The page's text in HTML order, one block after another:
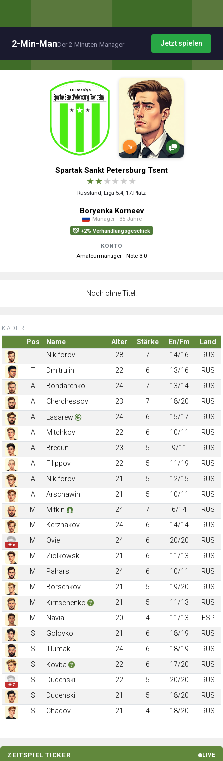
2-Min-ManDer 2-Minuten-Manager Jetzt spielen
↘
Spartak Sankt Petersburg Tsent
★★★ ★ ★ ★
Russland, Liga 5.4, 17.Platz
Boryenka Korneev
Manager · 35 Jahre
+2% Verhandlungsgeschick
KONTO
Amateurmanager · Note 3.0
Noch ohne Titel.
KADER:
Pos Name Alter Stärke En/Fm
Land
T
Nikiforov 28 7 14/16
RUS
T
Dmitrulin 22 6 13/16
RUS
A
Bondarenko 24 7 13/14
RUS
A
Cherchessov 23 7 18/20
RUS
A
Lasarew 24 6 15/17
RUS
A
Mitchkov 22 6 10/11
RUS
A
Bredun 23 5 9/11
RUS
A
Filippov 22 5 11/19
RUS
A
Nikiforov 21 5 12/15
RUS
A
Arschawin 21 5 10/11
RUS
M
Mitkin 24 7 6/14
RUS
M
Kerzhakov 24 6 14/14 RUS
✚ 6
M Ovie 24 6 20/20
RUS
M
Ziolkowski 21 6 11/13
RUS
M
Pahars 24 6 10/11
RUS
M
Borsenkov 21 5 19/20
RUS
M
Kiritschenko 21 5 11/13
RUS
M
Navia 20 4 11/13
ESP
S
Golovko 21 6 18/19
RUS
S
Tlumak 24 6 18/19
RUS
S
Kovba 22 6 17/20 RUS
✚ 7
S Dudenski 22 5 20/20
RUS
S
Dudenski 21 5 18/20
RUS
S
Chadov 21 4 18/20 RUS
ZEITSPIEL TICKER LIVE